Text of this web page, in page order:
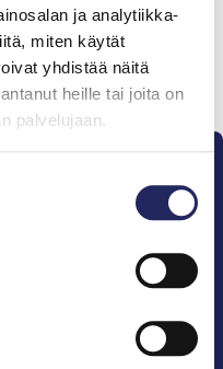
ja analytiikka-
miten käytät
yhdistää näitä
heille tai joita on
palvelujaan.
tuleville
suojelija, meren